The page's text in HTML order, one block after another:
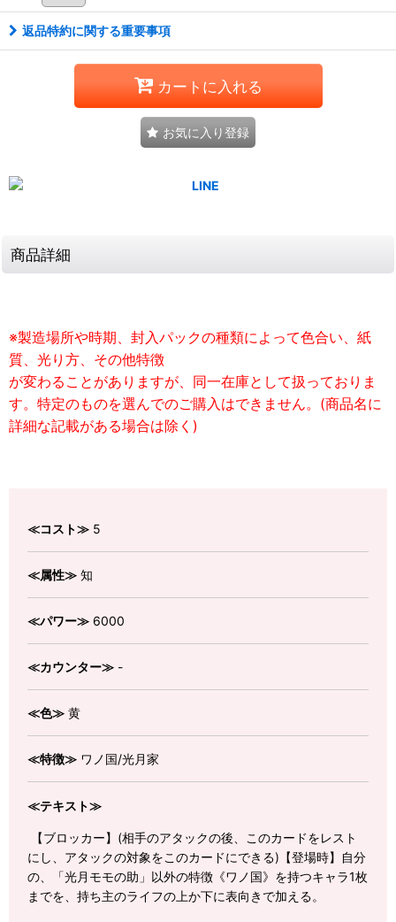
返品特約に関する重要事項
カートに入れる
お気に入り登録
商品詳細
※製造場所や時期、封入パックの種類によって色合い、紙
質、光り方、その他特徴
が変わることがありますが、同一在庫として扱っておりま
す。特定のものを選んでのご購入はできません。(商品名に
詳細な記載がある場合は除く)
≪コスト≫ 5
≪属性≫ 知
≪パワー≫ 6000
≪カウンター≫ -
≪色≫ 黄
≪特徴≫ ワノ国/光月家
≪テキスト≫
【ブロッカー】(相手のアタックの後、このカードをレスト
にし、アタックの対象をこのカードにできる)【登場時】自分
の、「光月モモの助」以外の特徴《ワノ国》を持つキャラ1枚
までを、持ち主のライフの上か下に表向きで加える。